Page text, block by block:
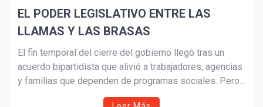
Suscribír
EL PODER LEGISLATIVO ENTRE LAS
LLAMAS Y LAS BRASAS
El fin temporal del cierre del gobierno llegó tras un
acuerdo bipartidista que alivió a trabajadores, agencias
y familias que dependen de programas sociales. Pero
la disputa política sigue viva. Este análisis expone